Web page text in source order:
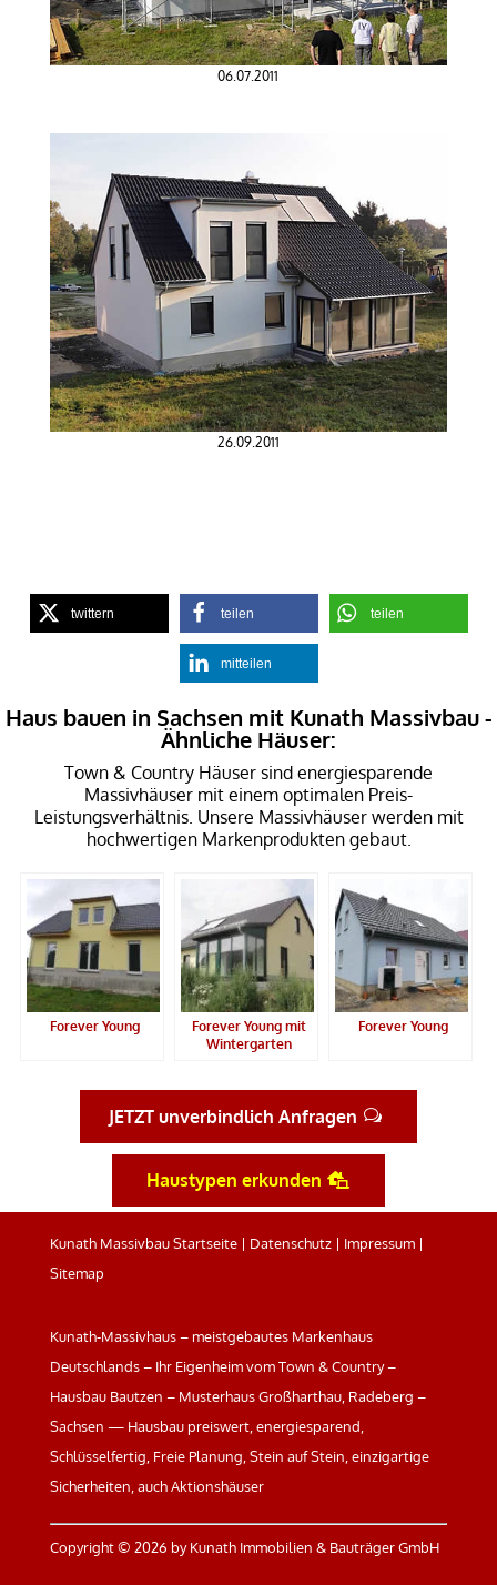
06.07.2011
26.09.2011
twittern teilen teilen
mitteilen
Haus bauen in Sachsen mit Kunath Massivbau -
Ähnliche Häuser:
Town & Country Häuser sind energiesparende
Massivhäuser mit einem optimalen Preis-
Leistungsverhältnis. Unsere Massivhäuser werden mit
hochwertigen Markenprodukten gebaut.
Forever Young
Forever Young mit
Wintergarten
Forever Young
JETZT unverbindlich Anfragen
Haustypen erkunden
Kunath Massivbau Startseite| Datenschutz| Impressum|
Sitemap
Kunath-Massivhaus – meistgebautes Markenhaus
Deutschlands – Ihr Eigenheim vom Town & Country –
Hausbau Bautzen – Musterhaus Großharthau, Radeberg –
Sachsen — Hausbau preiswert, energiesparend,
Schlüsselfertig, Freie Planung, Stein auf Stein, einzigartige
Sicherheiten, auch Aktionshäuser
Copyright © 2026 by Kunath Immobilien & Bauträger GmbH